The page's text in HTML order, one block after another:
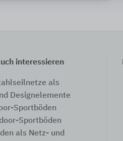
interessieren
als
Designelemente
Sportböden
Sportböden
als Netz- und